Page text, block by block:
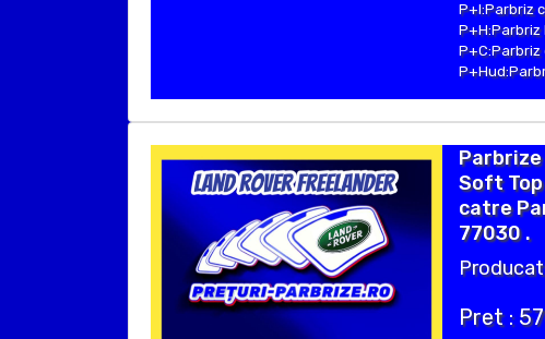
P+I:Parbriz
P+H:Parbriz
P+C:Parbriz
Parbrize
Soft Top
catre
77030 .
Pret :